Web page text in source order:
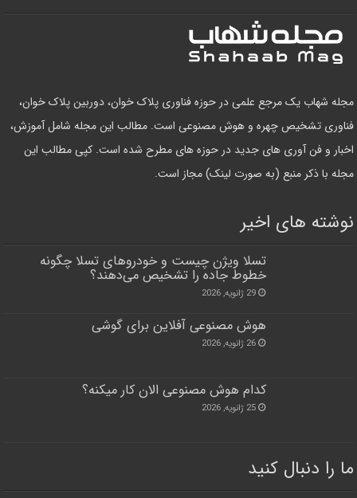
مجله شهاب یک مرجع علمی در حوزه فناوری پلاک خوان، دوربین پلاک خوان،
فناوری تشخیص چهره و هوش مصنوعی است. مطالب این مجله شامل آموزش،
اخبار و فن آوری های جدید در حوزه های مطرح شده است. کپی مطالب این
مجله با ذکر منبع (به صورت لینک) مجاز است.
نوشته های اخیر
تسلا ویژن چیست و خودروهای تسلا چگونه
خطوط جاده را تشخیص می‌دهند؟
29 ژانویه, 2026
هوش مصنوعی آفلاین برای گوشی
26 ژانویه, 2026
کدام هوش مصنوعی الان کار میکنه؟
25 ژانویه, 2026
ما را دنبال کنید